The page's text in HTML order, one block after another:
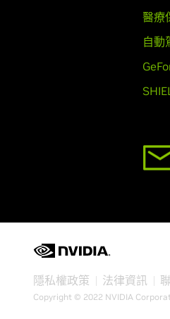
醫療
自動
隱私權政策 法律資訊
Copyright © 2022 NVIDIA